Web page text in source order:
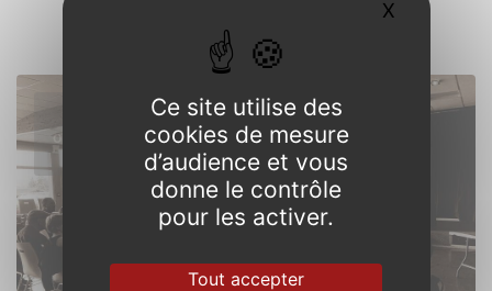
OCTOBRE
Ce site utilise des
cookies de mesure
d’audience et vous
donne le contrôle
pour les activer.
Tout accepter
X Masquer